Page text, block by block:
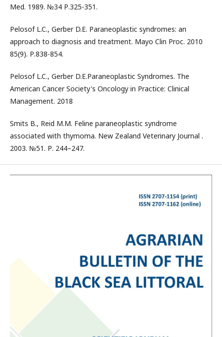
Med. 1989. №34 Р.325-351.
Pelosof L.C., Gerber D.E. Paraneoplastic syndromes: an
approach to diagnosis and treatment. Mayo Clin Proc. 2010
85(9). Р.838-854.
Pelosof L.C., Gerber D.E.Раraneoplastic Syndromes. The
American Cancer Society's Oncology in Practice: Clinical
Management. 2018
Smits B., Reid M.M. Feline paraneoplastic syndrome
associated with thymoma. New Zealand Veterinary Journal .
2003. №51. Р. 244–247.